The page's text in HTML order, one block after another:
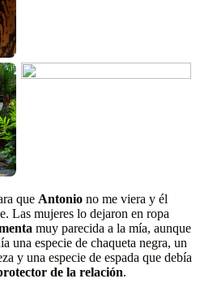
que Antonio no me viera y él
Las mujeres lo dejaron en ropa
muy parecida a la mía, aunque
una especie de chaqueta negra, un
y una especie de espada que debía
de la relación.